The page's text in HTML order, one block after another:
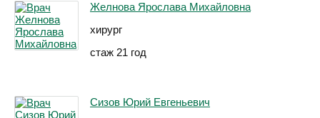
Желнова Ярослава Михайловна
хирург
стаж 21 год
Сизов Юрий Евгеньевич